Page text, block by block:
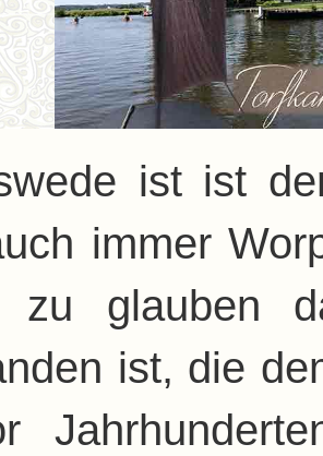
ist ist
immer
zu glauben
ist, die